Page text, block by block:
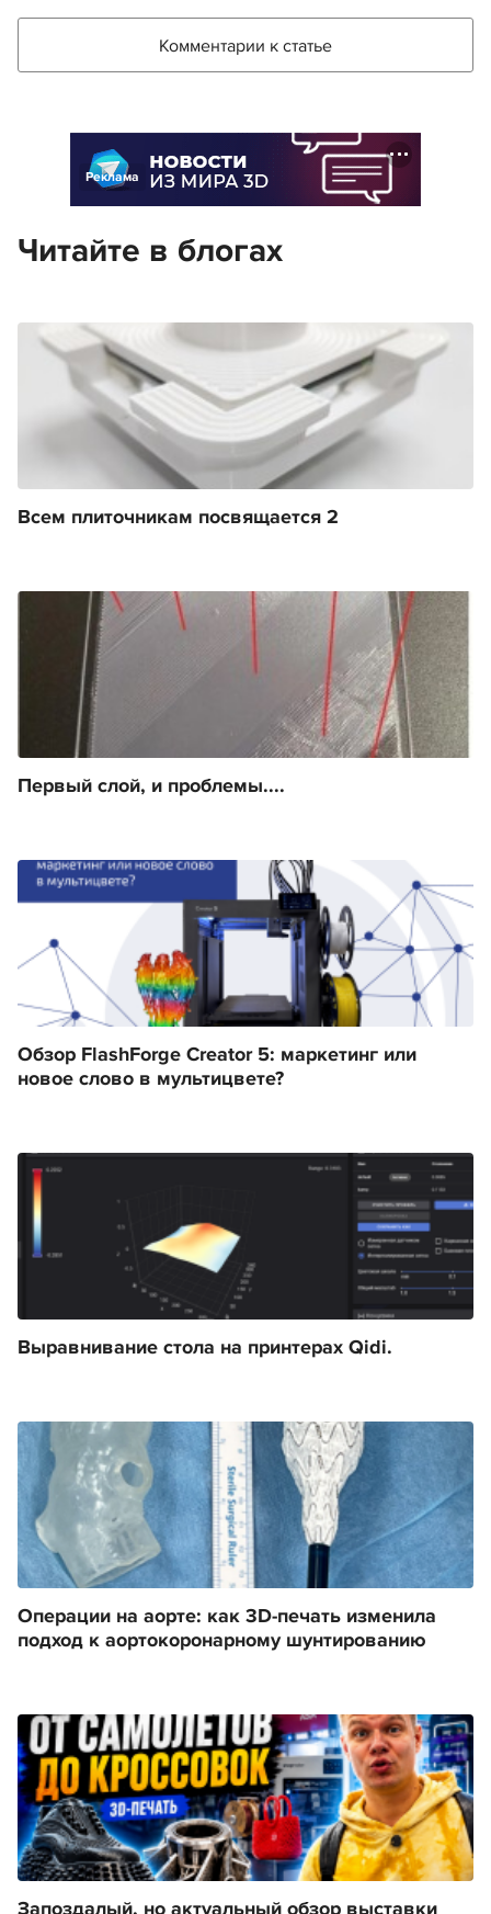
Комментарии к статье
Реклама
Читайте в блогах
Всем плиточникам посвящается 2
Первый слой, и проблемы....
Обзор FlashForge Creator 5: маркетинг или
новое слово в мультицвете?
Выравнивание стола на принтерах Qidi.
Операции на аорте: как 3D-печать изменила
подход к аортокоронарному шунтированию